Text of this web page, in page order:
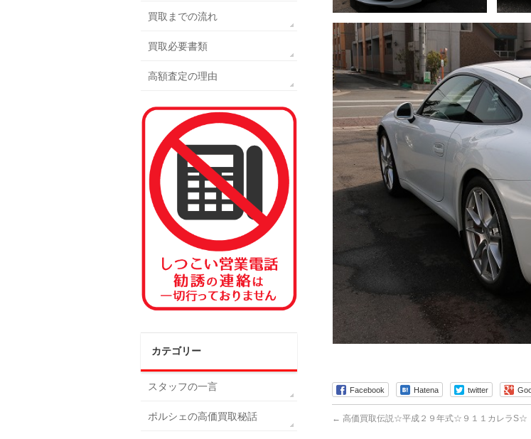
Facebook Hatena twitter
← 高価買取伝説☆平成２９年式☆９１１カレラS☆
買取までの流れ
買取必要書類
高額査定の理由
カテゴリー
スタッフの一言
ポルシェの高価買取秘話